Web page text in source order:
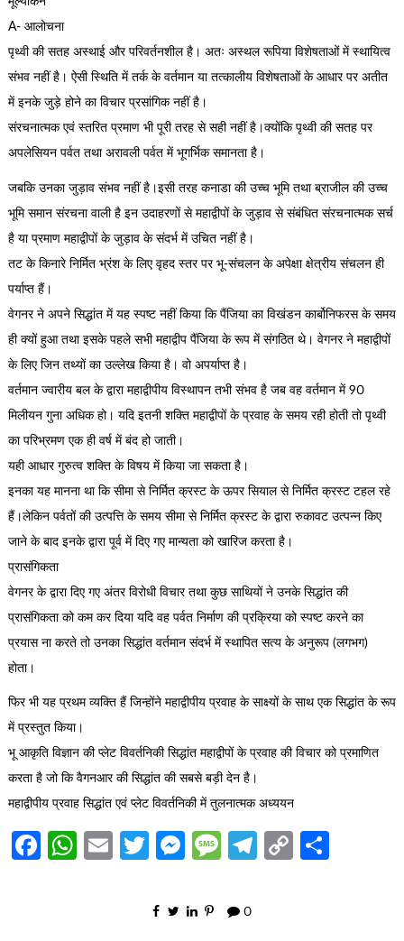
A- आलोचना
पृथ्वी की सतह अस्थाई और परिवर्तनशील है। अतः अस्थल रूपिया विशेषताओं में स्थायित्व
संभव नहीं है। ऐसी स्थिति में तर्क के वर्तमान या तत्कालीय विशेषताओं के आधार पर अतीत
में इनके जुड़े होने का विचार प्रसांगिक नहीं है।
संरचनात्मक एवं स्तरित प्रमाण भी पूरी तरह से सही नहीं है।क्योंकि पृथ्वी की सतह पर
अपलेसियन पर्वत तथा अरावली पर्वत में भूगर्भिक समानता है।
जबकि उनका जुड़ाव संभव नहीं है।इसी तरह कनाडा की उच्च भूमि तथा ब्राजील की उच्च
भूमि समान संरचना वाली है इन उदाहरणों से महाद्वीपों के जुड़ाव से संबंधित संरचनात्मक सर्च
है या प्रमाण महाद्वीपों के जुड़ाव के संदर्भ में उचित नहीं है।
तट के किनारे निर्मित भ्रंश के लिए वृहद स्तर पर भू-संचलन के अपेक्षा क्षेत्रीय संचलन ही
पर्याप्त हैं।
वेगनर ने अपने सिद्धांत में यह स्पष्ट नहीं किया कि पैंजिया का विखंडन कार्बोनिफरस के समय
ही क्यों हुआ तथा इसके पहले सभी महाद्वीप पैंजिया के रूप में संगठित थे। वेगनर ने महाद्वीपों
के लिए जिन तथ्यों का उल्लेख किया है। वो अपर्याप्त है।
वर्तमान ज्वारीय बल के द्वारा महाद्वीपीय विस्थापन तभी संभव है जब वह वर्तमान में 90
मिलीयन गुना अधिक हो। यदि इतनी शक्ति महाद्वीपों के प्रवाह के समय रही होती तो पृथ्वी
का परिभ्रमण एक ही वर्ष में बंद हो जाती।
यही आधार गुरुत्व शक्ति के विषय में किया जा सकता है।
इनका यह मानना था कि सीमा से निर्मित क्रस्ट के ऊपर सियाल से निर्मित क्रस्ट टहल रहे
हैं।लेकिन पर्वतों की उत्पत्ति के समय सीमा से निर्मित क्रस्ट के द्वारा रुकावट उत्पन्न किए
जाने के बाद इनके द्वारा पूर्व में दिए गए मान्यता को खारिज करता है।
प्रासंगिकता
वेगनर के द्वारा दिए गए अंतर विरोधी विचार तथा कुछ साथियों ने उनके सिद्धांत की
प्रासंगिकता को कम कर दिया यदि वह पर्वत निर्माण की प्रक्रिया को स्पष्ट करने का
प्रयास ना करते तो उनका सिद्धांत वर्तमान संदर्भ में स्थापित सत्य के अनुरूप (लगभग)
होता।
फिर भी यह प्रथम व्यक्ति हैं जिन्होंने महाद्वीपीय प्रवाह के साक्ष्यों के साथ एक सिद्धांत के रूप
में प्रस्तुत किया।
भू आकृति विज्ञान की प्लेट विवर्तनिकी सिद्धांत महाद्वीपों के प्रवाह की विचार को प्रमाणित
करता है जो कि वैगनआर की सिद्धांत की सबसे बड़ी देन है।
महाद्वीपीय प्रवाह सिद्धांत एवं प्लेट विवर्तनिकी में तुलनात्मक अध्ययन
Facebook
WhatsApp
EmailTwitter
Messenger
Message
Telegram
Copy
0